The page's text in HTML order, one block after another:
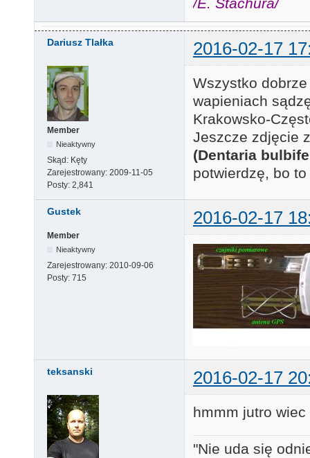
Dariusz Tlałka 2016-02-17
Member
Nieaktywny
Skąd: Kęty
Zarejestrowany: 2009-11-05
Posty: 2,841
Wszystko
wapieniach
Krakowsko-
Jeszcze zdjęcie
(Dentaria
potwierdzę, bo
Gustek 2016-02-17
Member
Nieaktywny
Zarejestrowany: 2010-09-06
Posty: 715
teksanski 2016-02-17
hmmm jutro
"Nie uda się